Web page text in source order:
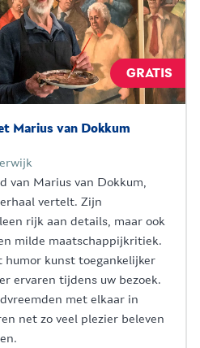
GRATIS
Marius van Dokkum
van Marius van Dokkum,
vertelt. Zijn
rijk aan details, maar ook
milde maatschappijkritiek.
humor kunst toegankelijker
ervaren tijdens uw bezoek.
met elkaar in
net zo veel plezier beleven